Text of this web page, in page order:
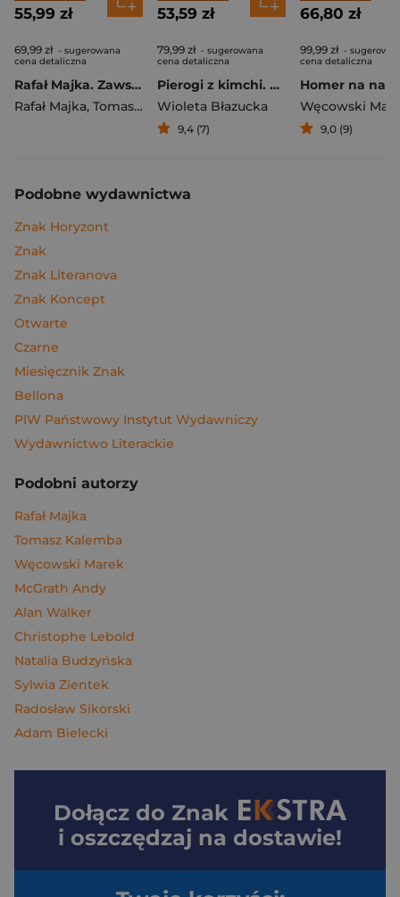
55,99 zł
69,99 zł - sugerowana
cena detaliczna
Rafał Majka. Zawsze z przodu. Rozmawia Tomasz Kalemba - książka z autografem
Rafał Majka, Tomasz Kalemba
53,59 zł
79,99 zł - sugerowana
cena detaliczna
Pierogi z kimchi. Moje ulubione azjatyckie przepisy
Wioleta Błazucka
9,4 (7)
66,80 zł
99,99 zł -
cena detaliczna
Węcowski
9,0 (9)
Podobne wydawnictwa
Znak Horyzont
Znak
Znak Literanova
Znak Koncept
Otwarte
Czarne
Miesięcznik Znak
Bellona
PIW Państwowy Instytut Wydawniczy
Wydawnictwo Literackie
Podobni autorzy
Rafał Majka
Tomasz Kalemba
Węcowski Marek
McGrath Andy
Alan Walker
Christophe Lebold
Natalia Budzyńska
Sylwia Zientek
Radosław Sikorski
Adam Bielecki
Dołącz do Znak
i oszczędzaj na dostawie!